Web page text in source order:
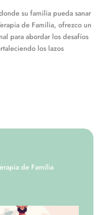
su familia pueda sanar
de Familia, ofrezco un
para abordar los desafíos
los lazos
de Familia